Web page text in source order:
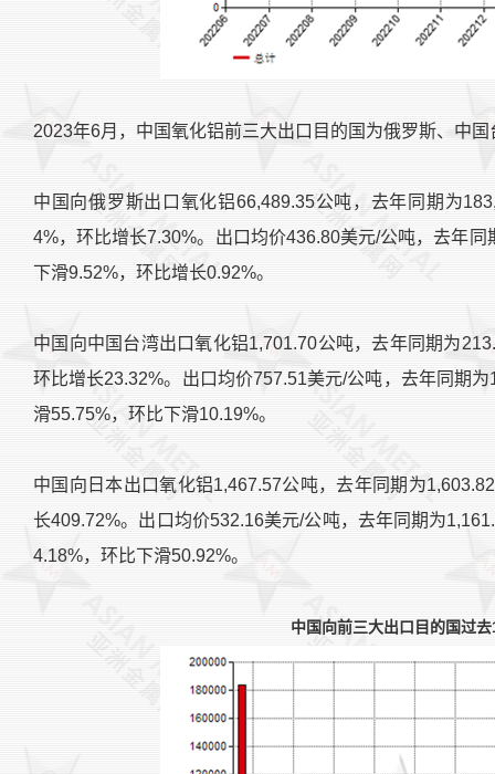
2023年6月，中国氧化铝前三大出口目的国为俄罗斯、中国
中国向俄罗斯出口氧化铝66,489.35公吨，去年同期为
4%，环比增长7.30%。出口均价436.80美元/公吨，去年
下滑9.52%，环比增长0.92%。
中国向中国台湾出口氧化铝1,701.70公吨，去年同期为
环比增长23.32%。出口均价757.51美元/公吨，去年同期
滑55.75%，环比下滑10.19%。
中国向日本出口氧化铝1,467.57公吨，去年同期为
长409.72%。出口均价532.16美元/公吨，去年同期为
4.18%，环比下滑50.92%。
中国向前三大出口目的国过